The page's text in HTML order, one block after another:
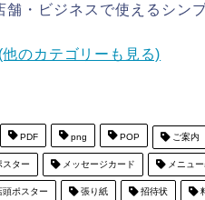
舗・ビジネスで使えるシン
のカテゴリーも見る)
PDF png POP ご案内
ター メッセージカード メニュー
ポスター 張り紙 招待状